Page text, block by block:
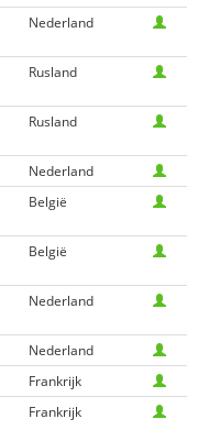
Nederland
Rusland
Rusland
Nederland
België
België
Nederland
Nederland
Frankrijk
Frankrijk